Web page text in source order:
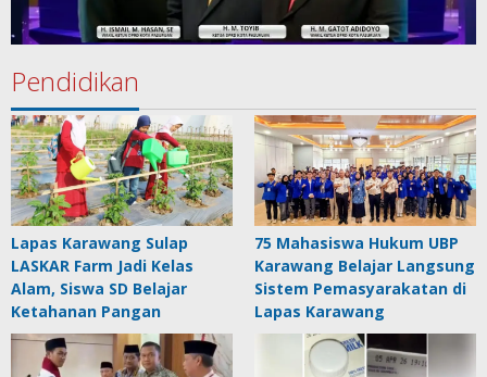
Pendidikan
Lapas Karawang Sulap
LASKAR Farm Jadi Kelas
Alam, Siswa SD Belajar
Ketahanan Pangan
75 Mahasiswa Hukum UBP
Karawang Belajar Langsung
Sistem Pemasyarakatan di
Lapas Karawang